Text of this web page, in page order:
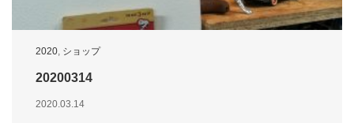
2020, ショップ
20200314
2020.03.14